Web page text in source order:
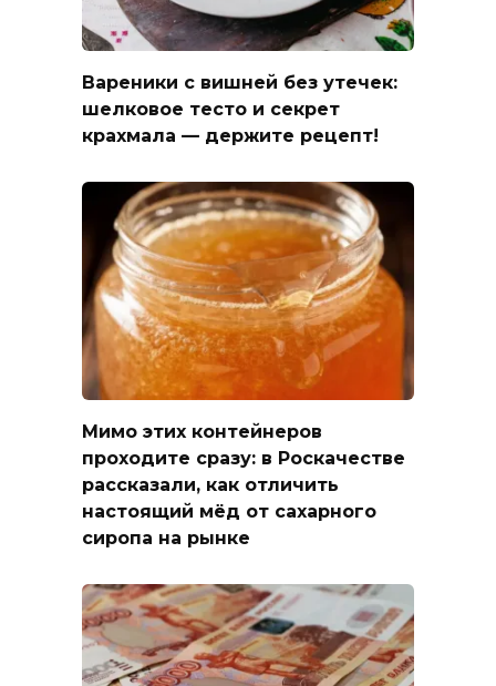
Вареники с вишней без утечек:
шелковое тесто и секрет
крахмала — держите рецепт!
Мимо этих контейнеров
проходите сразу: в Роскачестве
рассказали, как отличить
настоящий мёд от сахарного
сиропа на рынке